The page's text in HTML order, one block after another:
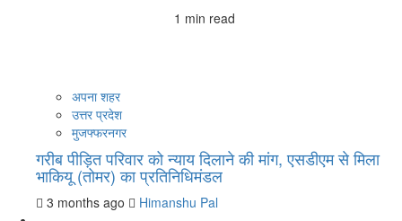
1 min read
अपना शहर
उत्तर प्रदेश
मुजफ्फरनगर
गरीब पीड़ित परिवार को न्याय दिलाने की मांग, एसडीएम से मिला
भाकियू (तोमर) का प्रतिनिधिमंडल
3 months ago Himanshu Pal